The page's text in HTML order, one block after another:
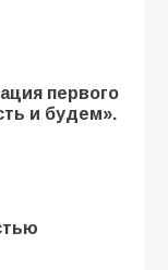
первого
и будем».